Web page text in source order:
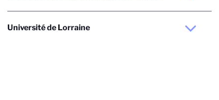
Université de Lorraine